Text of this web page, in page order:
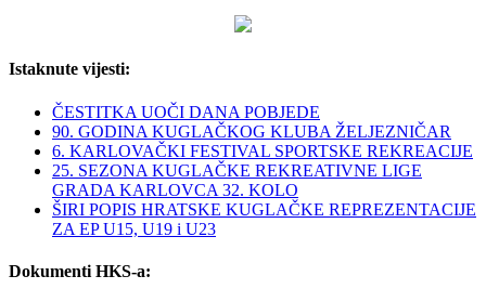
Istaknute vijesti:
ČESTITKA UOČI DANA POBJEDE
90. GODINA KUGLAČKOG KLUBA ŽELJEZNIČAR
6. KARLOVAČKI FESTIVAL SPORTSKE REKREACIJE
25. SEZONA KUGLAČKE REKREATIVNE LIGE
GRADA KARLOVCA 32. KOLO
ŠIRI POPIS HRATSKE KUGLAČKE REPREZENTACIJE
ZA EP U15, U19 i U23
Dokumenti HKS-a: